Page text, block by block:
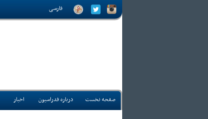
فارسی
صفحه نخست درباره فدراسیون اخبار